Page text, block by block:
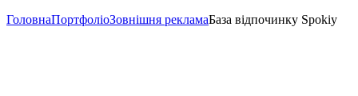
ГоловнаПортфоліоЗовнішня рекламаБаза відпочинку Spokiy